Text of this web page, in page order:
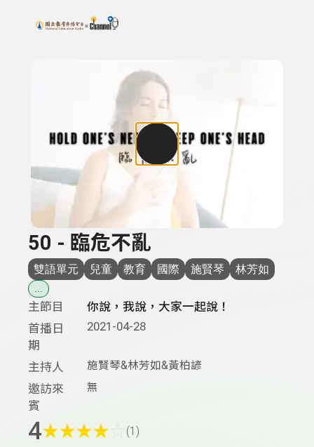
上方功能區塊
搜尋關鍵字：可輸入節目名稱、主持人或關鍵字
50 - 臨危不亂
雙語單元 兒童 教育 國際 施賢琴 林芳如
...
主節目
你說，我說，大家一起說！
首播日
期
2021-04-28
主持人 施賢琴&林芳如&黃柏諺
邀訪來
賓
無
4★★★★ (1)